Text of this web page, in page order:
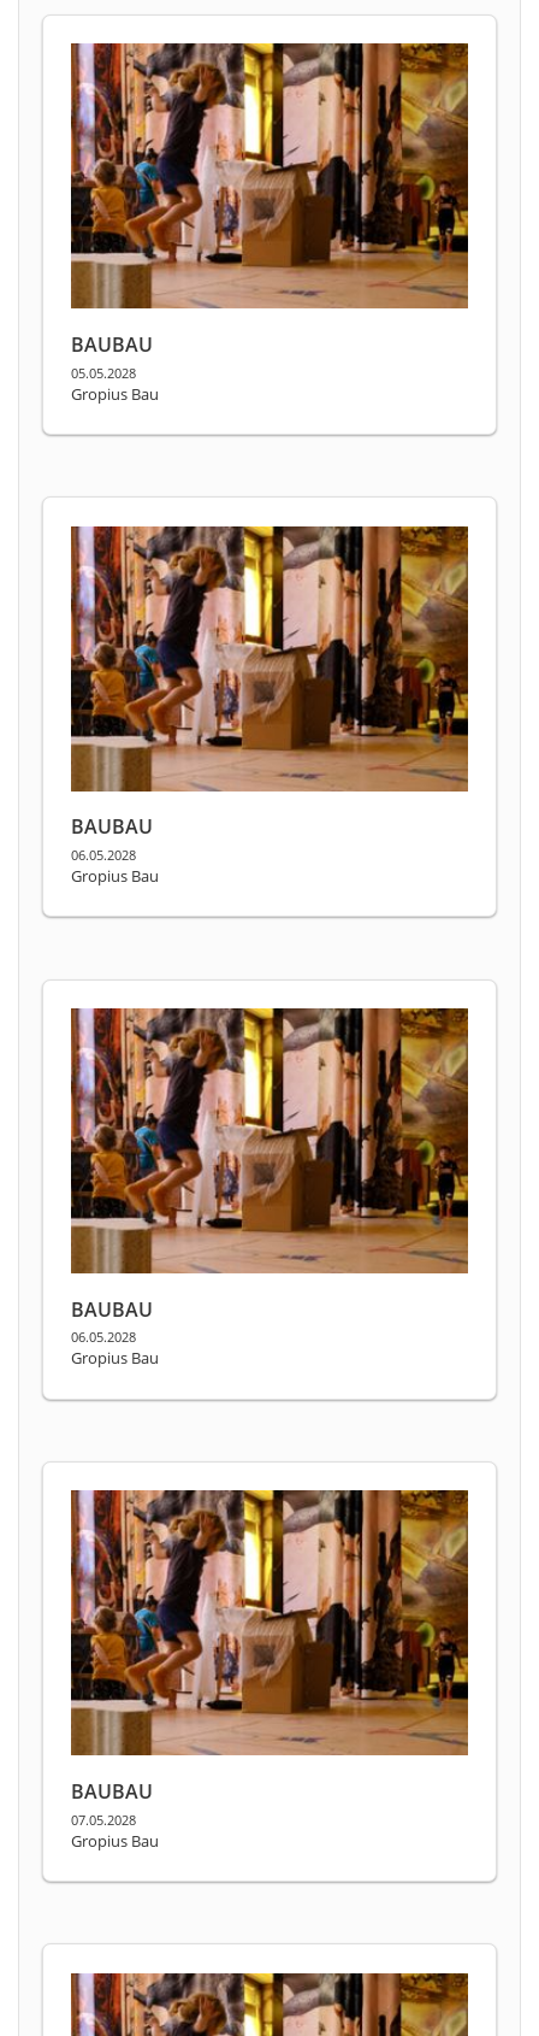
BAUBAU
05.05.2028
Gropius Bau
BAUBAU
06.05.2028
Gropius Bau
BAUBAU
06.05.2028
Gropius Bau
BAUBAU
07.05.2028
Gropius Bau